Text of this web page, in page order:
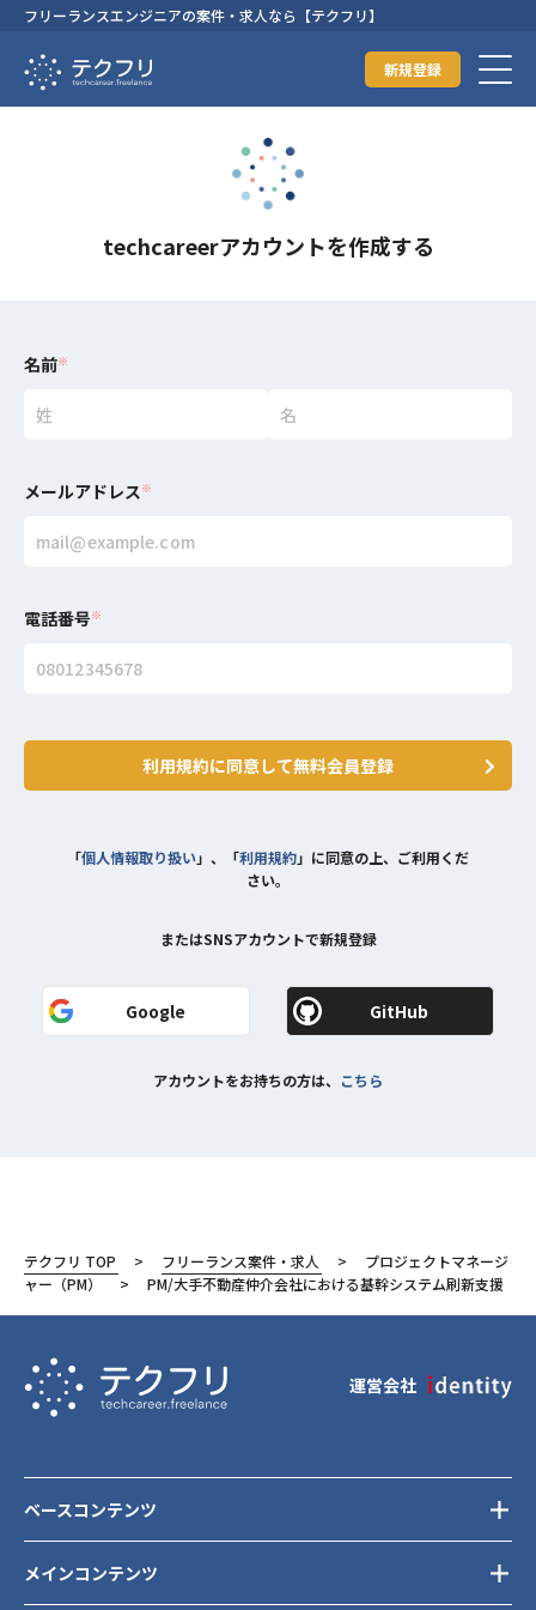
フリーランスエンジニアの案件・求人なら【テクフリ】
新規登録
techcareerアカウントを作成する
名前※
メールアドレス※
電話番号※
利用規約に同意して無料会員登録
「個人情報取り扱い」、「利用規約」に同意の上、ご利用くだ
さい。
またはSNSアカウントで新規登録
Google GitHub
アカウントをお持ちの方は、 こちら
テクフリ TOP フリーランス案件・求人
プロジェクトマネージ
ャー（PM）
PM/大手不動産仲介会社における基幹システム刷新支援
運営会社
メインコンテンツ
ベースコンテンツ